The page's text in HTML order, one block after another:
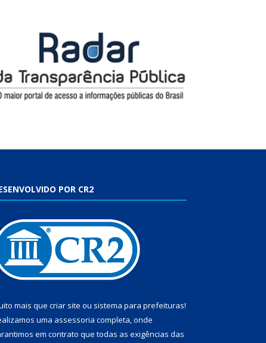
POR CR2
mais que criar site ou sistema para prefeituras!
uma assessoria completa, onde
em contrato que todas as exigências das